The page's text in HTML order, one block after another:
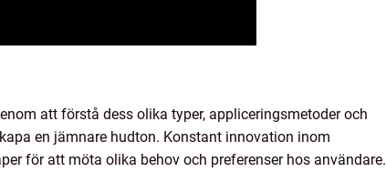
att förstå dess olika typer, appliceringsmetoder och
en jämnare hudton. Konstant innovation inom
för att möta olika behov och preferenser hos användare.